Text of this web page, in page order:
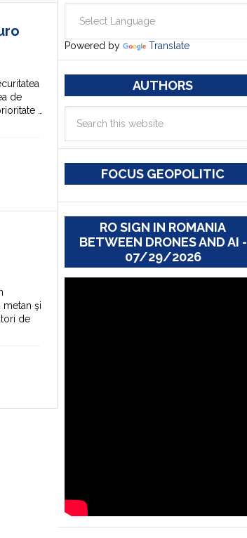
de
…
şi
de
Powered by Translate
AUTHORS
FOCUS GEOPOLITIC
RO SIGN IN ROMANIA
BETWEEN DRONES AND AI -
07/29/2026